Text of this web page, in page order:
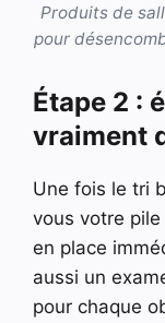
Produits de
pour
Étape 2 :
vraiment
Une fois le tri
vous votre
en place
aussi un
pour chaque